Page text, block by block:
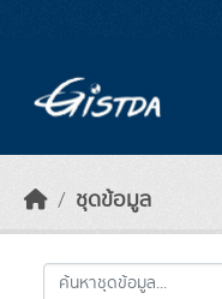
ชุดข้อมูล